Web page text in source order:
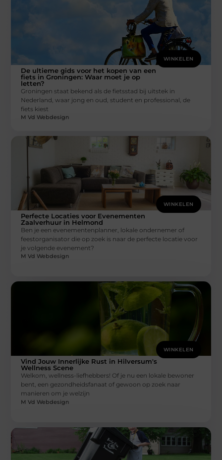
WINKELEN
De ultieme gids voor het kopen van een
fiets in Groningen: Waar moet je op
letten?
Groningen staat bekend als de fietsstad bij uitstek in
Nederland, waar jong en oud, student en professional, de
fiets kiest
M Vd Webdesign
WINKELEN
Perfecte Locaties voor Evenementen
Zaalverhuur in Helmond
Ben je een evenementenplanner, lokale ondernemer of
feestorganisator die op zoek is naar de perfecte locatie voor
je volgende evenement?
M Vd Webdesign
WINKELEN
Vind Jouw Innerlijke Rust in Hilversum's
Wellness Scene
Welkom, wellness-liefhebbers! Of je nu een lokale bewoner
bent, een gezondheidsfanaat of gewoon op zoek naar
manieren om je welzijn
M Vd Webdesign